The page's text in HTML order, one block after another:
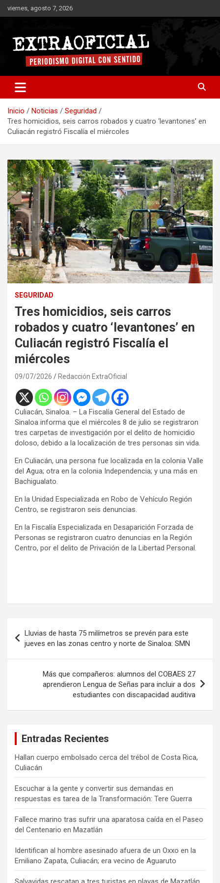
Saltar
al
viernes, agosto 7, 2026
Extraoficial
Inicio Noticias
Seguridad
Tres homicidios, seis carros robados y cuatro ‘levantones’ en
Culiacán registró Fiscalía el miércoles
SEGURIDAD
Tres homicidios, seis carros
robados y cuatro ‘levantones’ en
Culiacán registró Fiscalía el
miércoles
09/07/2026 Redacción ExtraOficial
Culiacán, Sinaloa. – La Fiscalía General del Estado de
Sinaloa informa que el miércoles 8 de julio se registraron
tres carpetas de investigación por el delito de homicidio
doloso, debido a la localización de tres personas sin vida.
En Culiacán, una persona fue localizada en la colonia Valle
del Agua; otra en la colonia Independencia; y una más en
Bachigualato.
En la Unidad Especializada en Robo de Vehículo Región
Centro, se registraron seis denuncias.
En la Fiscalía Especializada en Desaparición Forzada de
Personas se registraron cuatro denuncias en la Región
Centro, por el delito de Privación de la Libertad Personal.
de
entradas
Lluvias de hasta 75 milímetros se prevén para este
jueves en las zonas centro y norte de Sinaloa: SMN
Más que compañeros: alumnos del COBAES 27
aprendieron Lengua de Señas para incluir a dos
estudiantes con discapacidad auditiva
Entradas Recientes
Hallan cuerpo embolsado cerca del trébol de Costa Rica,
Culiacán
Escuchar a la gente y convertir sus demandas en
respuestas es tarea de la Transformación: Tere Guerra
Fallece marino tras sufrir una aparatosa caída en el Paseo
del Centenario en Mazatlán
Identifican al hombre asesinado afuera de un Oxxo en la
Emiliano Zapata, Culiacán; era vecino de Aguaruto